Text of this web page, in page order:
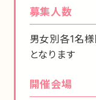
募集人数
男女別各1名
となります
開催会場